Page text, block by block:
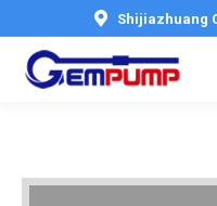
Shijiazhuang